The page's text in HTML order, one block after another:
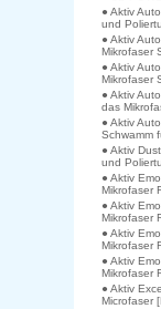
● Aktiv
und
● Aktiv
Mikrofaser
● Aktiv
Mikrofaser
● Aktiv
das
● Aktiv
Schwamm
● Aktiv
und
● Aktiv
Mikrofaser
● Aktiv
Mikrofaser
● Aktiv
Mikrofaser
● Aktiv
Mikrofaser
● Aktiv
Microfaser